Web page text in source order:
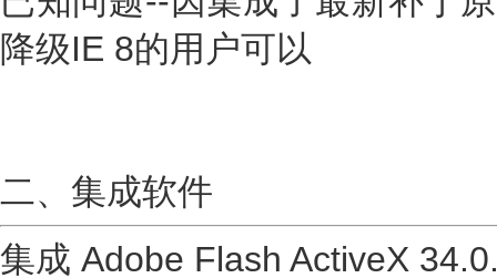
降级IE 8的用户可以
二、集成软件
集成 Adobe Flash ActiveX